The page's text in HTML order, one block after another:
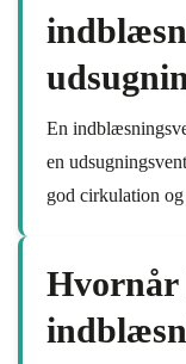
En
en
god cirkulation
Hvornår